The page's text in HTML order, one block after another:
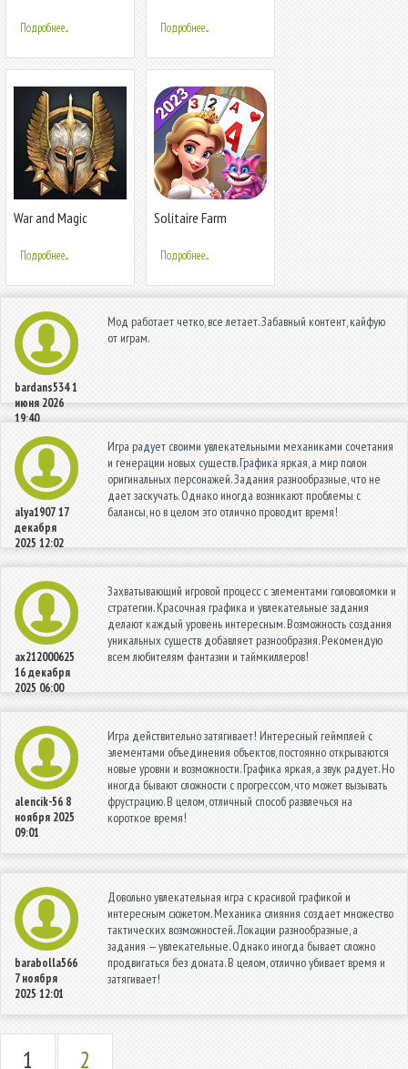
Подробнее...
magic fish life.
Подробнее...
War and Magic
Подробнее...
Solitaire Farm
Подробнее...
bardans5341
июня 2026
19:40
Мод работает четко, все летает. Забавный контент, кайфую
от играм.
alya190717
декабря
2025 12:02
Игра радует своими увлекательными механиками сочетания
и генерации новых существ. Графика яркая, а мир полон
оригинальных персонажей. Задания разнообразные, что не
дает заскучать. Однако иногда возникают проблемы с
балансы, но в целом это отлично проводит время!
ax212000625
16 декабря
2025 06:00
Захватывающий игровой процесс с элементами головоломки и
стратегии. Красочная графика и увлекательные задания
делают каждый уровень интересным. Возможность создания
уникальных существ добавляет разнообразия. Рекомендую
всем любителям фантазии и таймкиллеров!
alencik-56 8
ноября 2025
09:01
Игра действительно затягивает! Интересный геймплей с
элементами объединения объектов, постоянно открываются
новые уровни и возможности. Графика яркая, а звук радует. Но
иногда бывают сложности с прогрессом, что может вызывать
фрустрацию. В целом, отличный способ развлечься на
короткое время!
barabolla566
7 ноября
2025 12:01
Довольно увлекательная игра с красивой графикой и
интересным сюжетом. Механика слияния создает множество
тактических возможностей. Локации разнообразные, а
задания — увлекательные. Однако иногда бывает сложно
продвигаться без доната. В целом, отлично убивает время и
затягивает!
1 2